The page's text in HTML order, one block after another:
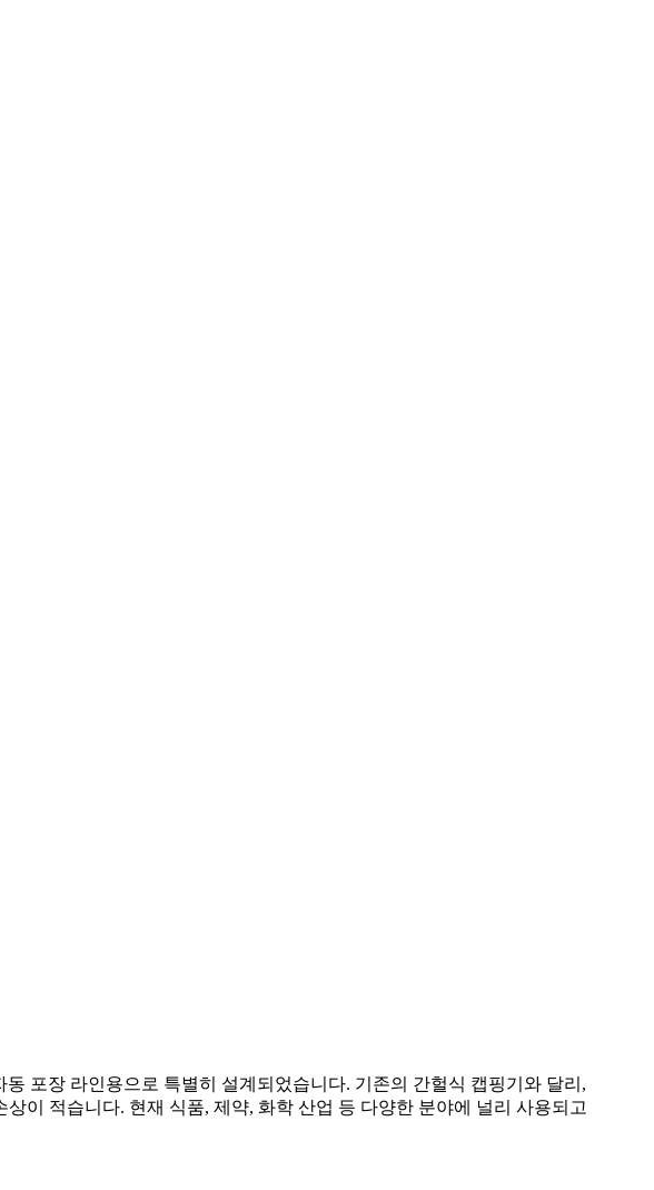
동 포장 라인용으로 특별히 설계되었습니다. 기존의 간헐식 캡핑기와 달리,
이 적습니다. 현재 식품, 제약, 화학 산업 등 다양한 분야에 널리 사용되고